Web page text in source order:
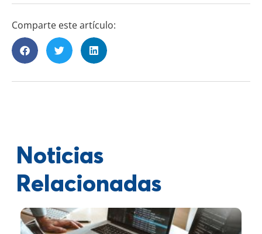
Comparte este artículo:
Noticias
Relacionadas